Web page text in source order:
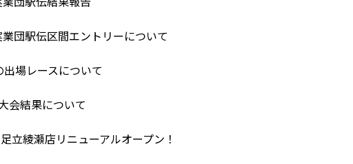
業団駅伝区間エントリーについて
出場レースについて
会結果について
立綾瀬店リニューアルオープン！